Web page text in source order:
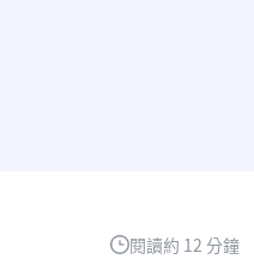
閱讀約 12 分鐘